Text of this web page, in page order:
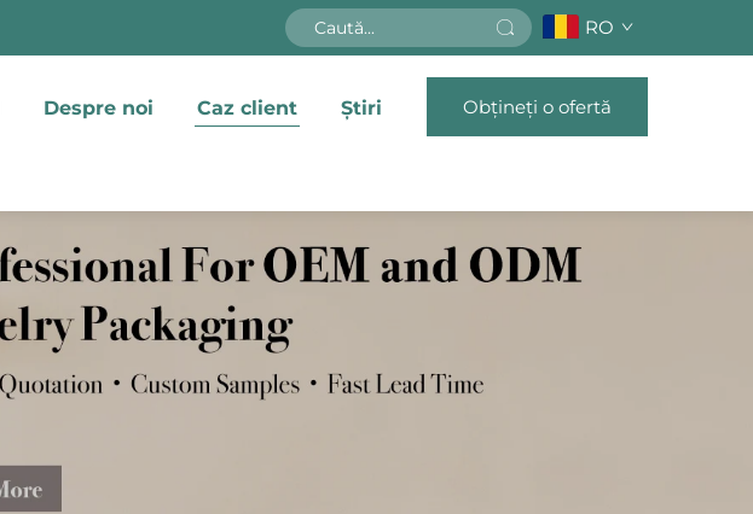
RO
Despre noi Caz client Știri Obțineți o ofertă